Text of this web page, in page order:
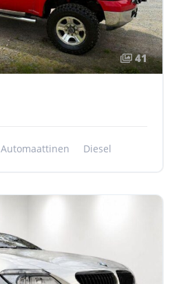
41
Automaattinen Diesel